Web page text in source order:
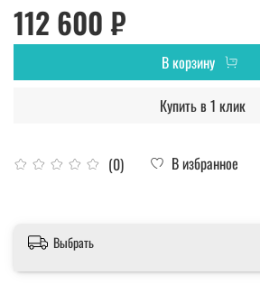
(0) В избранное
112 600 ₽
В корзину
Купить в 1 клик
Выбрать